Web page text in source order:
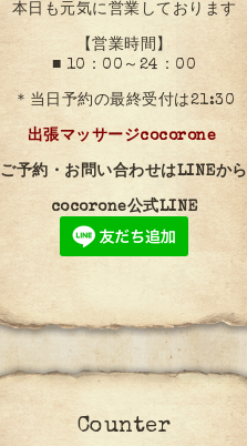
本日も元気に営業しております
【営業時間】
■ 10：00～24：00
＊当日予約の最終受付は21:30
出張マッサージcocorone
ご予約・お問い合わせはLINEから
cocorone公式LINE
Counter